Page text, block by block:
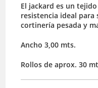
El jackard es un
resistencia ideal para
cortinería pesada y
Ancho 3,00 mts.
Rollos de aprox. 30